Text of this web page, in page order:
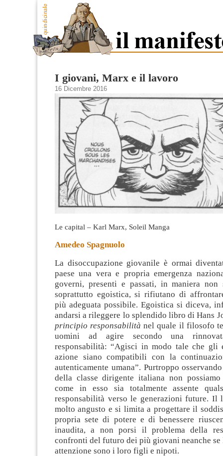
I giovani, Marx e il lavoro
16 Dicembre 2016
Le capital – Karl Marx, Soleil Manga
Amedeo Spagnuolo
La disoccupazione giovanile è ormai
paese una vera e propria emergenza
governi, presenti e passati, in maniera non
soprattutto egoistica, si rifiutano di
più adeguata possibile. Egoistica si diceva,
andarsi a rileggere lo splendido libro di Hans
principio responsabilità nel quale il filosofo
uomini ad agire secondo una
responsabilità: “Agisci in modo tale che gli
azione siano compatibili con la
autenticamente umana”. Purtroppo
della classe dirigente italiana non possiamo
come in esso sia totalmente assente
responsabilità verso le generazioni future. Il
molto angusto e si limita a progettare il
propria sete di potere e di benessere
inaudita, a non porsi il problema della
confronti del futuro dei più giovani neanche se
attenzione sono i loro figli e nipoti.